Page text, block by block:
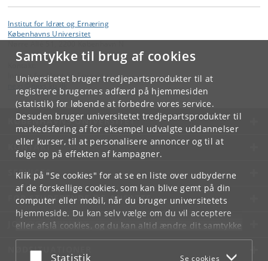
Samtykke til brug af cookies
Universitetet bruger tredjepartsprodukter til at
registrere brugernes adfærd på hjemmesiden
(statistik) for løbende at forbedre vores service.
Desuden bruger universitetet tredjepartsprodukter til
markedsføring af for eksempel udvalgte uddannelser
eller kurser, til at personalisere annoncer og til at
følge op på effekten af kampagner.
Klik på "Se cookies" for at se en liste over udbyderne
af de forskellige cookies, som kan blive gemt på din
computer eller mobil, når du bruger universitetets
hjemmeside. Du kan selv vælge om du vil acceptere
eller afslå cookies, og du kan altid ændre dit samtykke
underCookie- og privatlivspolitiksom du finder i
bunden af hver side.
Acceptér eller afslå
Statistik Se cookies
Institut for Idræt og Ernæring
Københavns Universitet
Institut for Idræt og Ernæring
@ dk
KØBENHAVNS UNIVERSITET
KONTAKT
SERVICES
FOR STUDERENDE OG ANSATTE
JOB OG KARRIERE
NØDSITUATIONER